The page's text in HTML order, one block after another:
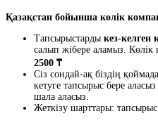
Қазақстан бойынша көлік
Тапсырыстарды кез-келген
салып жібере аламыз.
2500 ₸
Сіз сондай-ақ біздің
кетуге тапсырыс бере
шала аласыз.
Жеткізу шарттары: